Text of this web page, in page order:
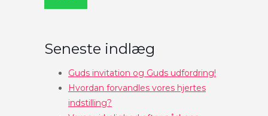
Seneste indlæg
Guds invitation og Guds udfordring!
Hvordan forvandles vores hjertes
indstilling?